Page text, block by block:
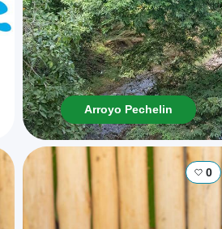
Arroyo Pechelin
0